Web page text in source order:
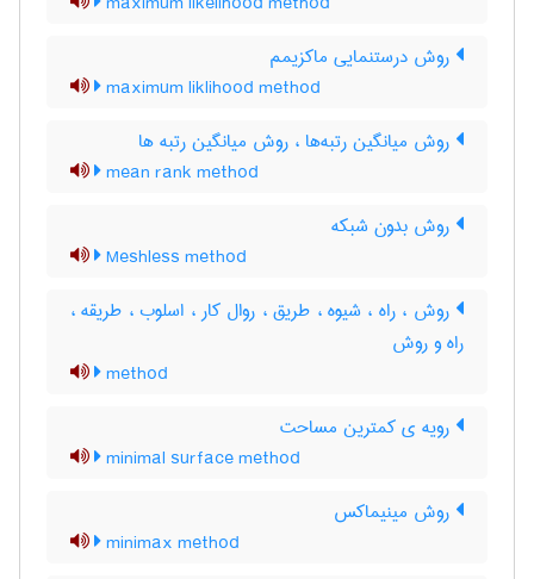
روش درستنمایی ماکزیمم
maximum liklihood method
روش میانگین رتبه‌ها ، روش میانگین رتبه ها
mean rank method
روش بدون شبکه
Meshless method
روش ، راه ، شیوه ، طریق ، روال کار ، اسلوب ، طریقه ،
راه و روش
method
رویه ی کمترین مساحت
minimal surface method
روش مینیماکس
minimax method